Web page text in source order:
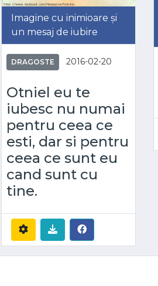
Imagine cu inimioare și
un mesaj de iubire
DRAGOSTE 2016-02-20
Otniel eu te
iubesc nu numai
pentru ceea ce
esti, dar si pentru
ceea ce sunt eu
cand sunt cu
tine.